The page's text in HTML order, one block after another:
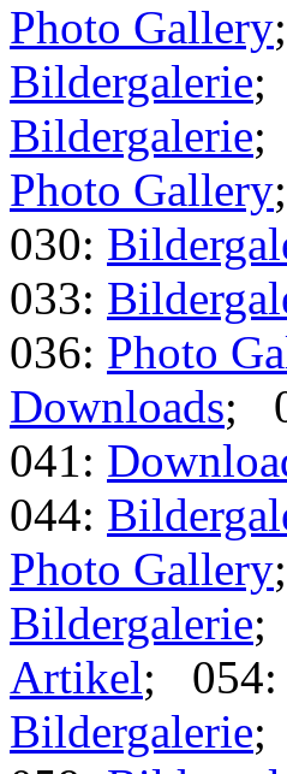
Photo Gallery
Bildergalerie;
Bildergalerie;
Photo Gallery
030:
033:
036: Photo
Downloads;
041:
044:
Photo Gallery
Bildergalerie;
Artikel; 054:
Bildergalerie;